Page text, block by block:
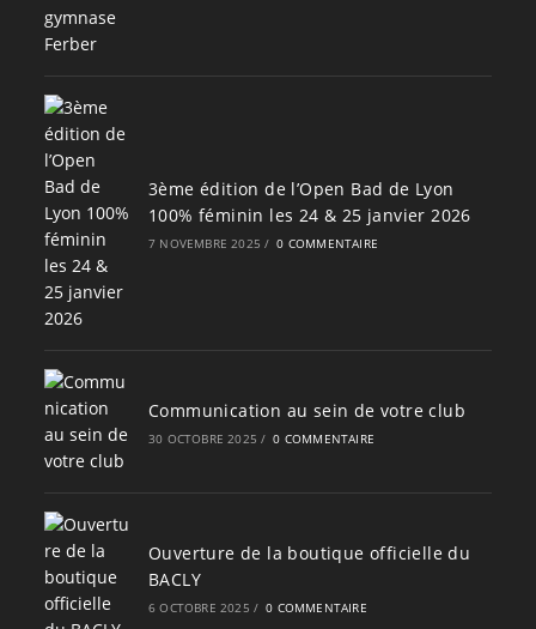
3ème édition de l’Open Bad de Lyon
100% féminin les 24 & 25 janvier 2026
7 NOVEMBRE 2025 / 0 COMMENTAIRE
Communication au sein de votre club
30 OCTOBRE 2025 / 0 COMMENTAIRE
Ouverture de la boutique officielle du
BACLY
6 OCTOBRE 2025 / 0 COMMENTAIRE